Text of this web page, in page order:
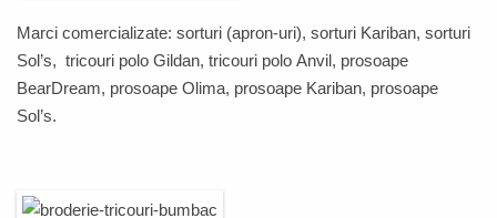
Marci comercializate: sorturi (apron-uri), sorturi Kariban, sorturi
Sol’s, tricouri polo Gildan, tricouri polo Anvil, prosoape
BearDream, prosoape Olima, prosoape Kariban, prosoape
Sol’s.